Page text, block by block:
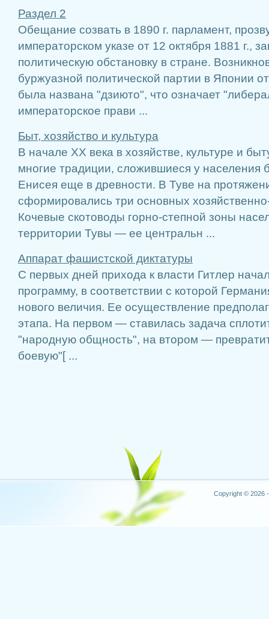
Раздел 2
Обещание созвать в 1890 г. парламент,
императорском указе от 12 октября 1881 г.,
политическую обстановку в стране.
буржуазной политической партии в Японии
была названа "дзиюто", что означает
императорское прави ...
Быт, хозяйство и культура
В начале ХХ века в хозяйстве, культуре и
многие традиции, сложившиеся у населения
Енисея еще в древности. В Туве на
сформировались три основных
Кочевые скотоводы горно-степной зоны
территории Тувы — ее центральн ...
Аппарат фашистской диктатуры
С первых дней прихода к власти Гитлер
программу, в соответствии с которой
нового величия. Ее осуществление
этапа. На первом — ставилась задача
"народную общность", на втором —
боевую"[ ...
Copyright © 2026